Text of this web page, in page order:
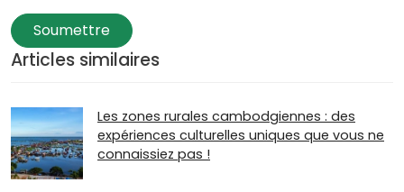
Soumettre
Articles similaires
Les zones rurales cambodgiennes : des
expériences culturelles uniques que vous ne
connaissiez pas !